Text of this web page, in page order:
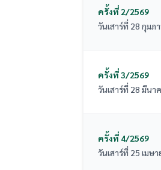
ครั้งที่ 2/2569
วันเสาร์ที่ 28 กุม
ครั้งที่ 3/2569
วันเสาร์ที่ 28 มีนา
ครั้งที่ 4/2569
วันเสาร์ที่ 25 เมษ